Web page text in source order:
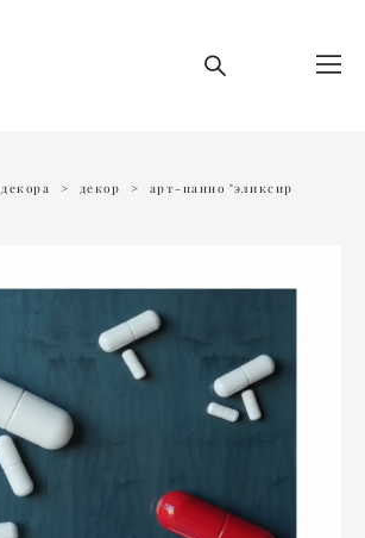
> декор >
арт-панно "эликсир